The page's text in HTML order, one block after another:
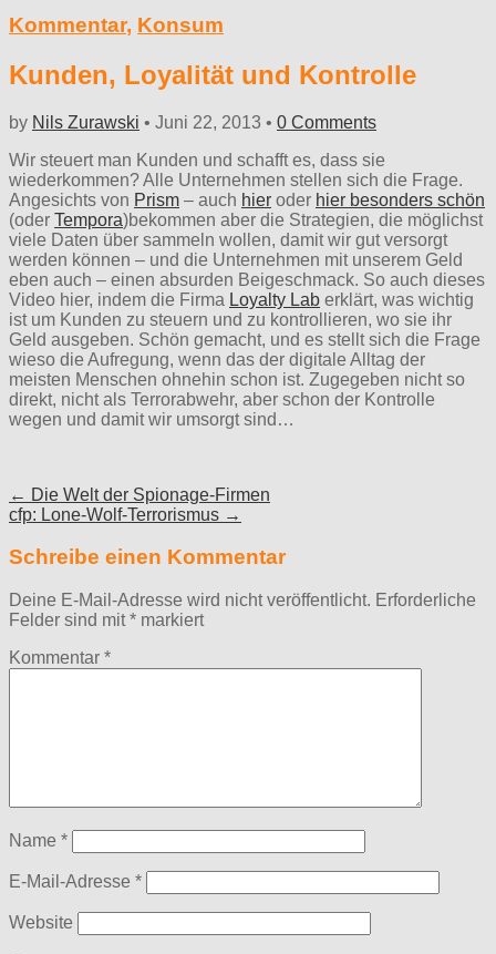
Kommentar, Konsum
Kunden, Loyalität und Kontrolle
by Nils Zurawski • Juni 22, 2013 • 0 Comments
Wir steuert man Kunden und schafft es, dass sie
wiederkommen? Alle Unternehmen stellen sich die Frage.
Angesichts von Prism – auch hier oder hier besonders schön
(oder Tempora)bekommen aber die Strategien, die möglichst
viele Daten über sammeln wollen, damit wir gut versorgt
werden können – und die Unternehmen mit unserem Geld
eben auch – einen absurden Beigeschmack. So auch dieses
Video hier, indem die Firma Loyalty Lab erklärt, was wichtig
ist um Kunden zu steuern und zu kontrollieren, wo sie ihr
Geld ausgeben. Schön gemacht, und es stellt sich die Frage
wieso die Aufregung, wenn das der digitale Alltag der
meisten Menschen ohnehin schon ist. Zugegeben nicht so
direkt, nicht als Terrorabwehr, aber schon der Kontrolle
wegen und damit wir umsorgt sind…
Post
navigation
← Die Welt der Spionage-Firmen
cfp: Lone-Wolf-Terrorismus →
Schreibe einen Kommentar
Deine E-Mail-Adresse wird nicht veröffentlicht. Erforderliche
Felder sind mit* markiert
Kommentar *
Name *
E-Mail-Adresse *
Website